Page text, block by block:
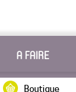
A FAIRE
Boutique